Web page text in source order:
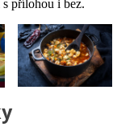
s přílohou i bez.